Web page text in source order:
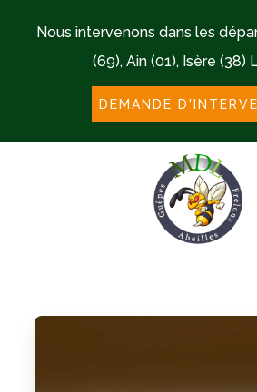
Nous intervenons dans les
(69), Ain (01), Isère (38)
DEMANDE